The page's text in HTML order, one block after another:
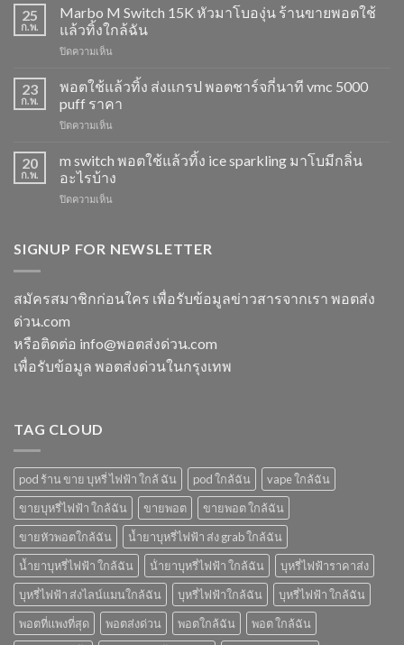
Switch
15K
วิธี
ดูด
ไม่
ให้
หัว
โบ
พีช
ตมา
25
ก.พ.
Marbo M Switch 15K หัวมาโบองุ่น ร้านขายพอตใช้
แล้วทิ้งใกล้ฉัน
ปิดความเห็น
M
15K
หัว
โบ
องุ่น
ขาย
แล้ว
ฉัน
23
ก.พ.
พอตใช้แล้วทิ้ง ส่งแกรป พอตชาร์จกี่นาที vmc 5000
puff ราคา
ปิดความเห็น
ทิ้ง
ส่ง
ชาร์จ
vmc
ราคา
20
ก.พ.
m switch พอตใช้แล้วทิ้ง ice sparkling มาโบมีกลิ่น
อะไรบ้าง
ปิดความเห็น
พอต
ice
โบ
มี
SIGNUP FOR NEWSLETTER
สมัครสมาชิกก่อนใคร เพื่อรับข้อมูลข่าวสารจากเรา พอตส่ง
ด่วน.com
หรือติดต่อ info@พอตส่งด่วน.com
เพื่อรับข้อมูล พอตส่งด่วนในกรุงเทพ
TAG CLOUD
pod ร้าน ขาย บุหรี่ ไฟฟ้า ใกล้ ฉัน pod ใกล้ฉัน
vape ใกล้ฉัน
ขายบุหรี่ไฟฟ้า ใกล้ฉัน
ขายพอต
ขายพอต ใกล้ฉัน
ขายหัวพอตใกล้ฉัน
น้ำยาบุหรี่ไฟฟ้า ส่ง grab ใกล้ฉัน
น้ำยาบุหรี่ไฟฟ้า ใกล้ฉัน
น้ํายาบุหรี่ไฟฟ้า ใกล้ฉัน
บุหรี่ไฟฟ้าราคาส่ง
บุหรี่ไฟฟ้า ส่งไลน์แมนใกล้ฉัน
บุหรี่ไฟฟ้าใกล้ฉัน
บุหรี่ไฟฟ้า ใกล้ฉัน
พอตที่แพงที่สุด
พอตส่งด่วน พอตใกล้ฉัน พอต ใกล้ฉัน